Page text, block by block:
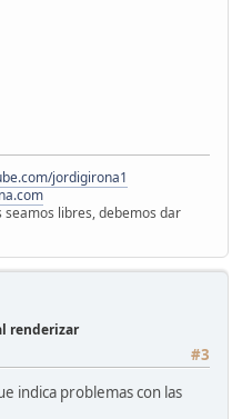
jordigirona1
libres, debemos dar
renderizar
#3
indica problemas con las